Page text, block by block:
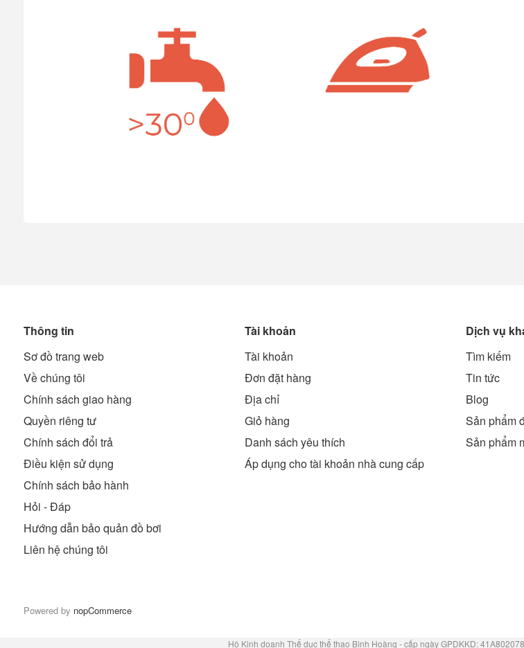
Thông tin
Sơ đồ trang web
Về chúng tôi
Chính sách giao hàng
Quyền riêng tư
Chính sách đổi trả
Điều kiện sử dụng
Chính sách bảo hành
Hỏi - Đáp
Hướng dẫn bảo quản đồ bơi
Liên hệ chúng tôi
Tài khoản
Tài khoản
Đơn đặt hàng
Địa chỉ
Giỏ hàng
Danh sách yêu thích
Áp dụng cho tài khoản nhà cung cấp
Dịch vụ
Tìm kiếm
Tin tức
Blog
Sản phẩm
Sản phẩm
Powered by nopCommerce
Hộ Kinh doanh Thể dục thể thao Bình Hoàng - cấp ngày GPDKKD: